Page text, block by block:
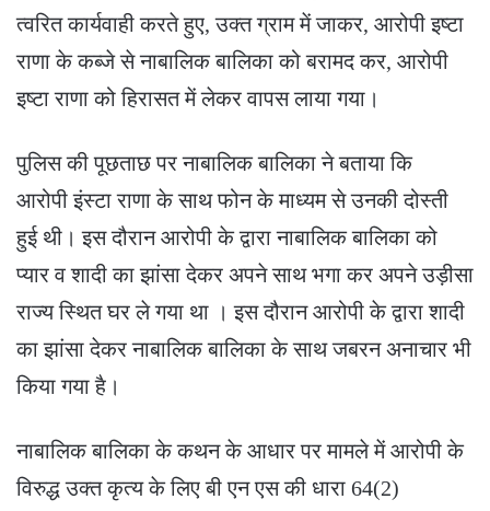
त्वरित कार्यवाही करते हुए, उक्त ग्राम में जाकर, आरोपी इष्टा
राणा के कब्जे से नाबालिक बालिका को बरामद कर, आरोपी
इष्टा राणा को हिरासत में लेकर वापस लाया गया।
पुलिस की पूछताछ पर नाबालिक बालिका ने बताया कि
आरोपी इंस्टा राणा के साथ फोन के माध्यम से उनकी दोस्ती
हुई थी। इस दौरान आरोपी के द्वारा नाबालिक बालिका को
प्यार व शादी का झांसा देकर अपने साथ भगा कर अपने उड़ीसा
राज्य स्थित घर ले गया था । इस दौरान आरोपी के द्वारा शादी
का झांसा देकर नाबालिक बालिका के साथ जबरन अनाचार भी
किया गया है।
नाबालिक बालिका के कथन के आधार पर मामले में आरोपी के
विरुद्ध उक्त कृत्य के लिए बी एन एस की धारा 64(2)